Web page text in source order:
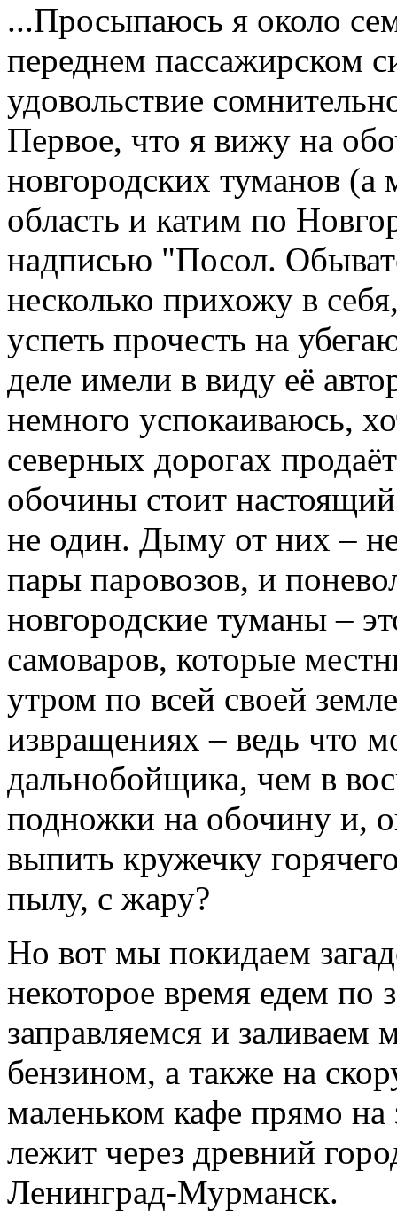
...Просыпаюсь я около
переднем пассажирском
удовольствие
Первое, что я вижу на
новгородских туманов
область и катим по
надписью "Посол.
несколько прихожу в
успеть прочесть на
деле имели в виду её
немного успокаиваюсь,
северных дорогах
обочины стоит
не один. Дыму от них –
пары паровозов, и
новгородские туманы –
самоваров, которые
утром по всей своей
извращениях – ведь что
дальнобойщика, чем в
подножки на обочину и,
выпить кружечку
пылу, с жару?
Но вот мы покидаем
некоторое время едем по
заправляемся и
бензином, а также на
маленьком кафе прямо на
лежит через древний
Ленинград-Мурманск.